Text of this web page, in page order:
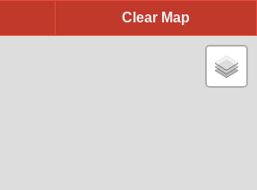
Clear Map